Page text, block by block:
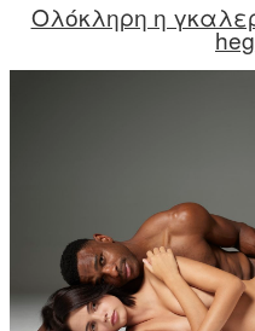
Ολόκληρη η